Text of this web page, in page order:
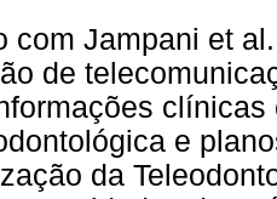
com Jampani et
de
e
da